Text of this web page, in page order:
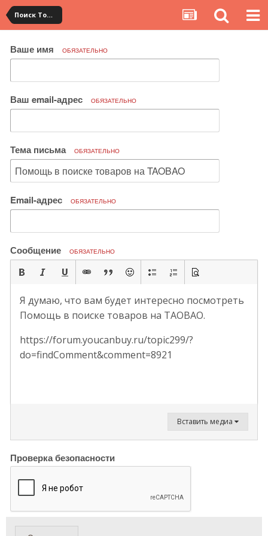
Поиск Товара
Ваше имя ОБЯЗАТЕЛЬНО
Ваш email-адрес ОБЯЗАТЕЛЬНО
Тема письма ОБЯЗАТЕЛЬНО
Email-адрес ОБЯЗАТЕЛЬНО
Сообщение ОБЯЗАТЕЛЬНО
Я думаю, что вам будет интересно посмотреть
Помощь в поиске товаров на TAOBAO.
https://forum.youcanbuy.ru/topic299/?
do=findComment&comment=8921
Вставить медиа
Проверка безопасности